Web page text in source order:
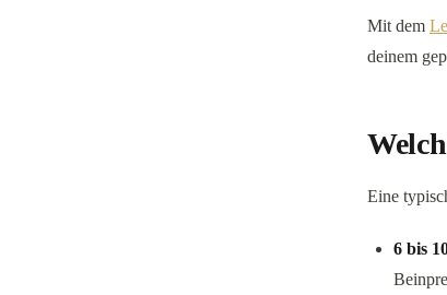
Mit dem
deinem
Eine
6 bis